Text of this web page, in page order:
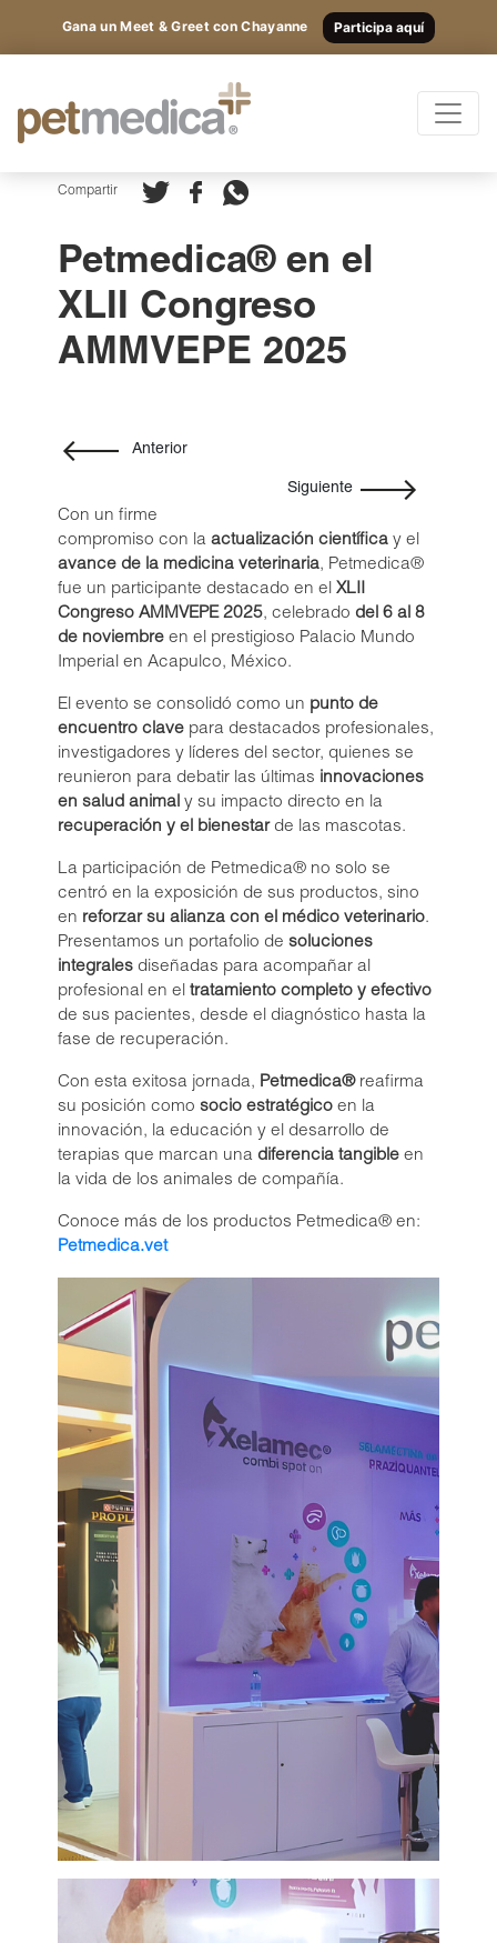
Gana un Meet & Greet con Chayanne Participa aquí
Antibióticos
Antiparasitarios
Antiinflamatorios
Nutricionales
Cefaxam® 4000/2000
Cefaxam® 2000/1000
Cefaxam® 1000/500
Cefaxam® 500/250
Vetamycon® Ear Drops
Liquadox®
Doxi-Tabs® LB300
Marboxi-Tabs® 100
Marboxi-Tabs® 50
Marboxi-Tabs® 25
Spiro-Tabs M® 10
Doxi-Tabs® LB100
Cipro-Tabs 62.5 Soft Chews
Cipro-Tabs 125 Soft Chews
Liquamox® C IS
Amoxi-Tabs C®-250
Cefoxi-Tabs® C
Cipro-Tabs 250®
Clinda-Tabs® 150 FT
Liquacef C
Liquamox® C
Otiderma-Cef®
Tobrasone®
Petmedica®es una
división de Agrovet
Registrarte
accede
a los
contenidos
exclusivos.
Regístrate
Iniciar sesión
Petmedica® es una
división de Agrovet
Market S.A.
Compartir
Petmedica® en el
XLII Congreso
AMMVEPE 2025
Anterior
Siguiente
Con un firme
compromiso con laactualización científica y el
avance de la medicina veterinaria, Petmedica®
fue un participante destacado en elXLII
Congreso AMMVEPE 2025, celebradodel 6 al 8
de noviembre en el prestigioso Palacio Mundo
Imperial en Acapulco, México.
El evento se consolidó como un punto de
encuentro clave para destacados profesionales,
investigadores y líderes del sector, quienes se
reunieron para debatir las últimas innovaciones
en salud animal y su impacto directo en la
recuperación y el bienestarde las mascotas.
La participación de Petmedica® no solo se
centró en la exposición de sus productos, sino
en reforzar su alianza con el médico veterinario.
Presentamos un portafolio desoluciones
integrales diseñadas para acompañar al
profesional en eltratamiento completo y efectivo
de sus pacientes, desde el diagnóstico hasta la
fase de recuperación.
Con esta exitosa jornada, Petmedica®reafirma
su posición comosocio estratégico en la
innovación, la educación y el desarrollo de
terapias que marcan unadiferencia tangible en
la vida de los animales de compañía.
Conoce más de los productos Petmedica® en:
Petmedica.vet